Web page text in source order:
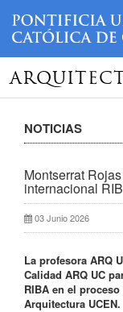
NOTICIAS
Montserrat
internacional
03 Junio 2026
La profesora ARQ
Calidad ARQ UC
RIBA en el
Arquitectura UCEN.